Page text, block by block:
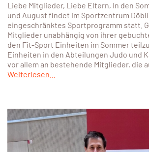
Liebe Mitglieder, Liebe Eltern, In den
und August findet im Sportzentrum
eingeschränktes Sportprogramm statt.
Mitglieder unabhängig von ihrer
den Fit-Sport Einheiten im Sommer
Einheiten in den Abteilungen Judo und
vor allem an bestehende Mitglieder, die
Weiterlesen...